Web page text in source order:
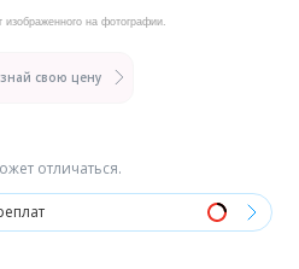
на фотографии.
свою цену
отличаться.